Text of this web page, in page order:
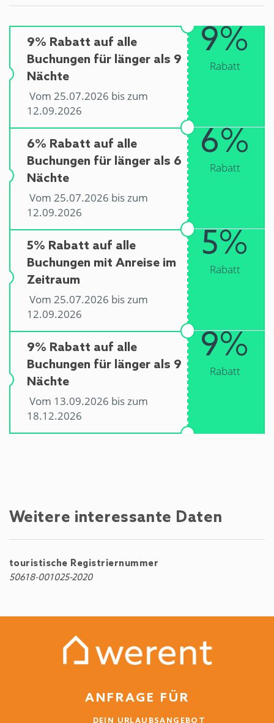
9% Rabatt auf alle
Buchungen für länger als 9
Nächte
Vom 25.07.2026 bis zum
12.09.2026
9%
Rabatt
6% Rabatt auf alle
Buchungen für länger als 6
Nächte
Vom 25.07.2026 bis zum
12.09.2026
6%
Rabatt
5% Rabatt auf alle
Buchungen mit Anreise im
Zeitraum
Vom 25.07.2026 bis zum
12.09.2026
5%
Rabatt
9% Rabatt auf alle
Buchungen für länger als 9
Nächte
Vom 13.09.2026 bis zum
18.12.2026
9%
Rabatt
Weitere interessante Daten
touristische Registriernummer
50618-001025-2020
ANFRAGE FÜR
DEIN URLAUBSANGEBOT